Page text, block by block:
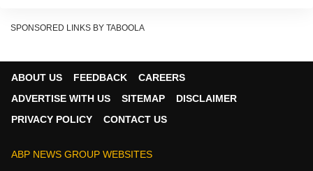
करे आपकी राशि पर पड़ने वाले ग्रह तथा नक्षत्रों के प्रभाव कैसा
SPONSORED LINKS BY TABOOLA
ABOUT US FEEDBACK
CAREERS
ADVERTISE WITH US
SITEMAP
DISCLAIMER
PRIVACY POLICY
CONTACT US
ABP NEWS GROUP WEBSITES